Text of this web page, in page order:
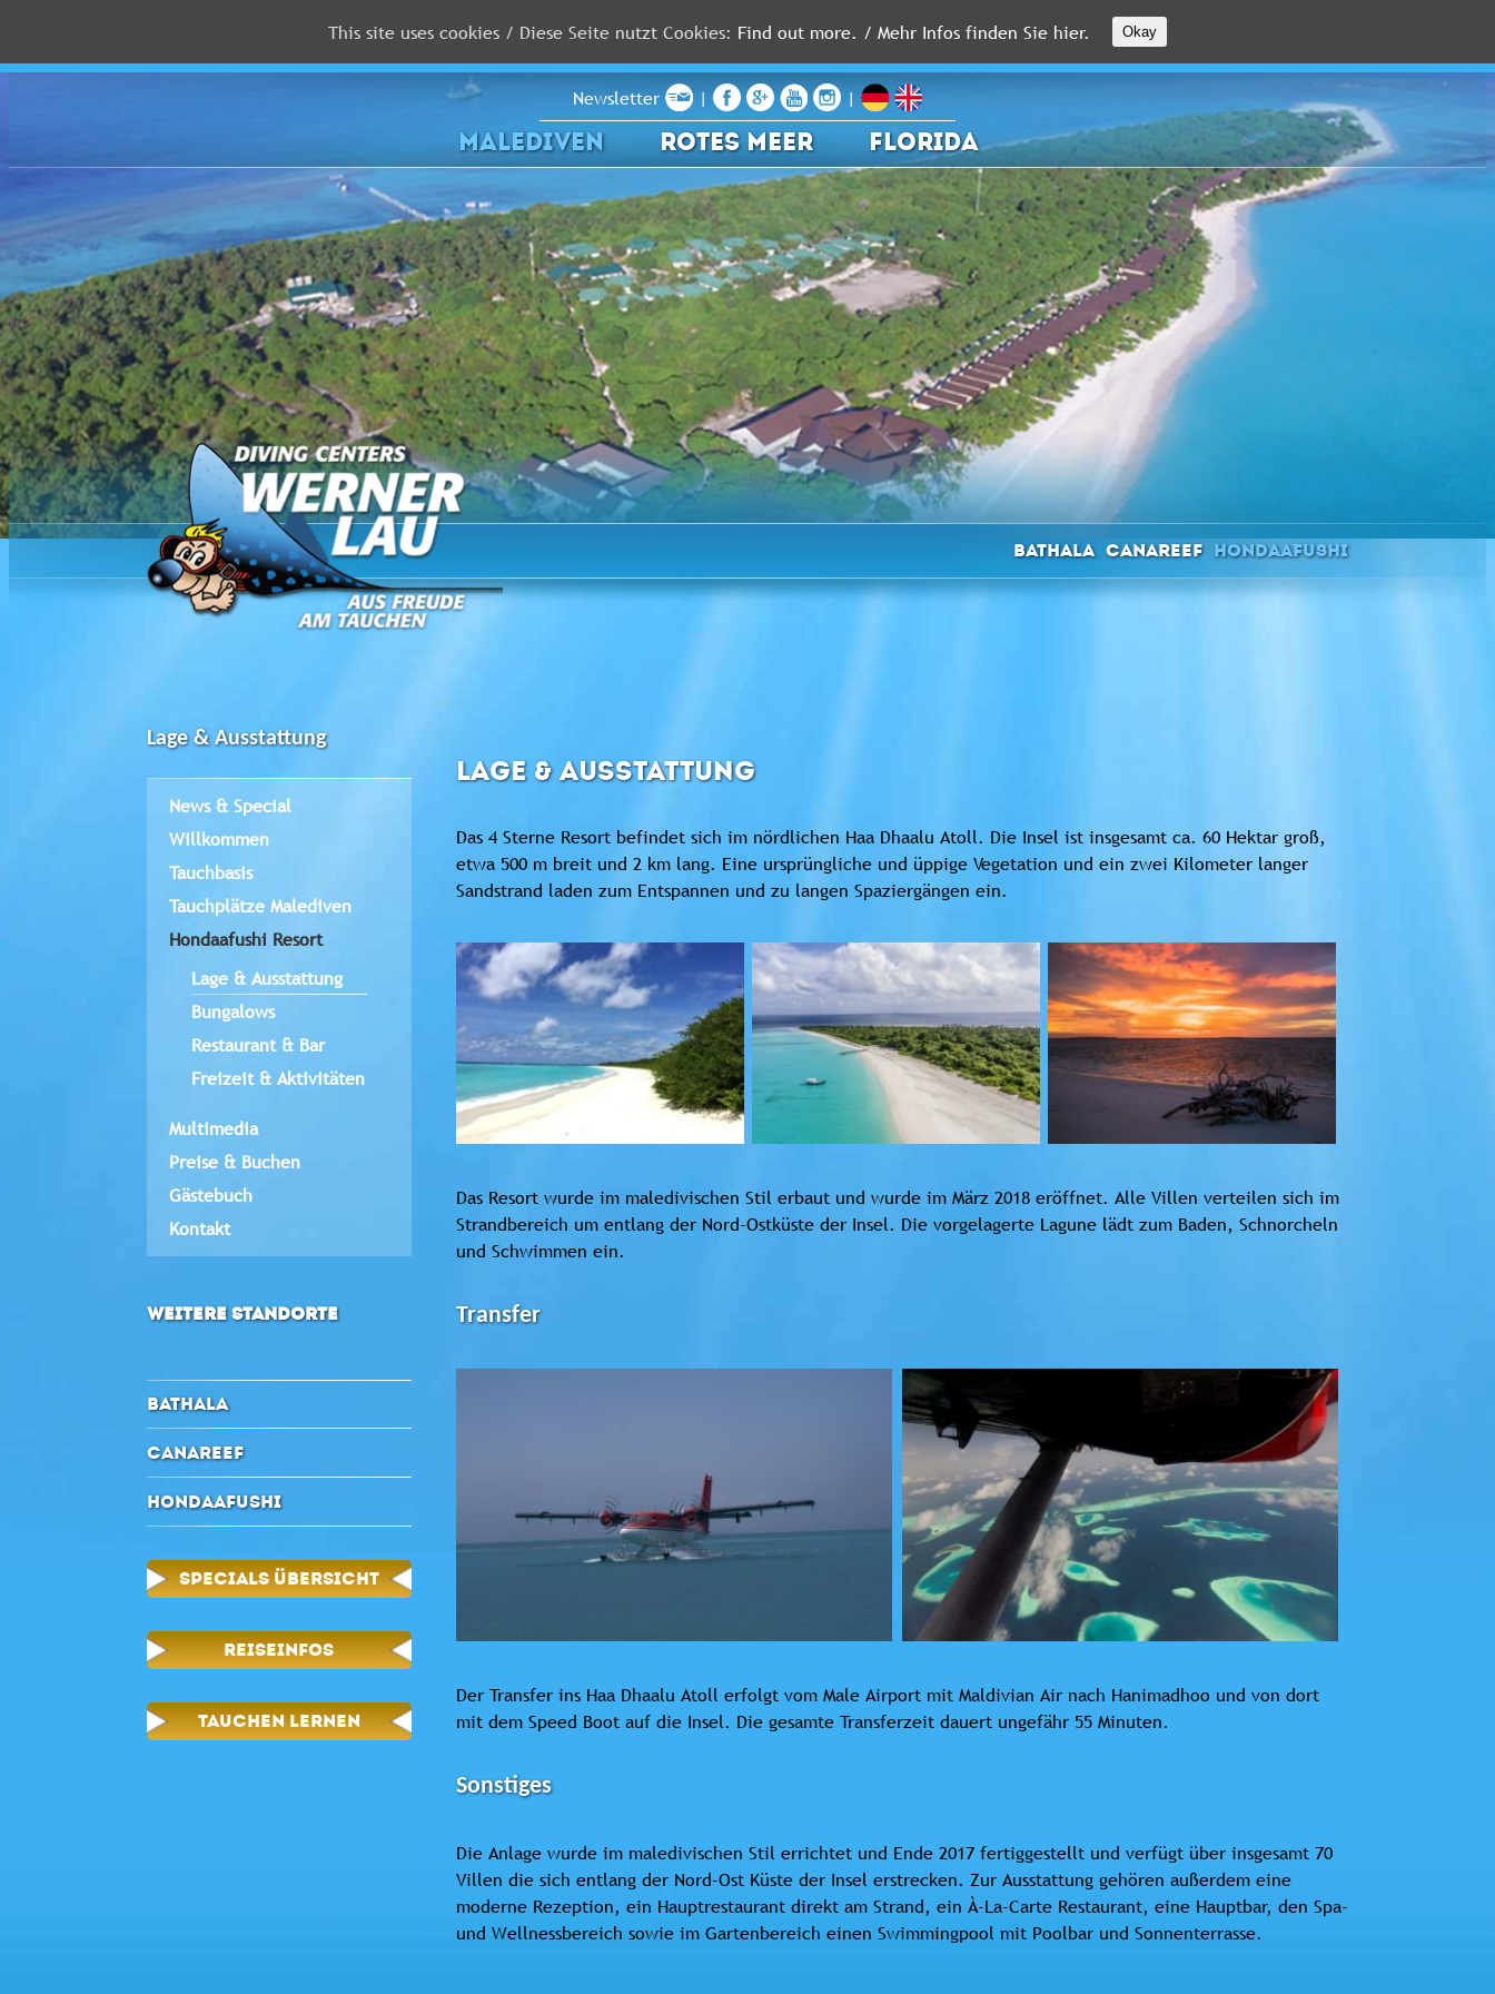
MALEDIVEN
Newsletter
Newsletter | |
MALEDIVEN ROTES MEER FLORIDA
Bathala Canareef Hondaafushi
Lage & Ausstattung
News & Special
Willkommen
Tauchbasis
Tauchplätze Malediven
Hondaafushi Resort
Lage & Ausstattung
Bungalows
Restaurant & Bar
Freizeit & Aktivitäten
Multimedia
Preise & Buchen
Gästebuch
Kontakt
WEITERE STANDORTE
BATHALA
CANAREEF
HONDAAFUSHI
SPECIALS ÜBERSICHT
REISEINFOS
TAUCHEN LERNEN
LAGE & AUSSTATTUNG
Das 4 Sterne Resort befindet sich im nördlichen Haa Dhaalu Atoll. Die Insel ist insgesamt ca. 60 Hektar groß,
etwa 500 m breit und 2 km lang. Eine ursprüngliche und üppige Vegetation und ein zwei Kilometer langer
Sandstrand laden zum Entspannen und zu langen Spaziergängen ein.
Das Resort wurde im maledivischen Stil erbaut und wurde im März 2018 eröffnet. Alle Villen verteilen sich im
Strandbereich um entlang der Nord-Ostküste der Insel. Die vorgelagerte Lagune lädt zum Baden, Schnorcheln
und Schwimmen ein.
Transfer
Der Transfer ins Haa Dhaalu Atoll erfolgt vom Male Airport mit Maldivian Air nach Hanimadhoo und von dort
mit dem Speed Boot auf die Insel. Die gesamte Transferzeit dauert ungefähr 55 Minuten.
Sonstiges
Die Anlage wurde im maledivischen Stil errichtet und Ende 2017 fertiggestellt und verfügt über insgesamt 70
Villen die sich entlang der Nord-Ost Küste der Insel erstrecken. Zur Ausstattung gehören außerdem eine
moderne Rezeption, ein Hauptrestaurant direkt am Strand, ein À-La-Carte Restaurant, eine Hauptbar, den Spa-
und Wellnessbereich sowie im Gartenbereich einen Swimmingpool mit Poolbar und Sonnenterrasse.
This site uses cookies / Diese Seite nutzt Cookies: Find out more. / Mehr Infos finden Sie hier. Okay